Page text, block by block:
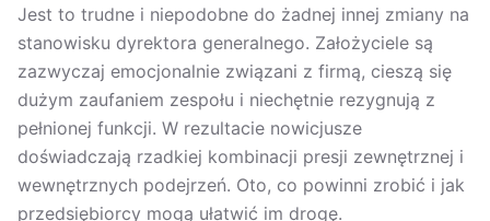
Jest to trudne i niepodobne do żadnej innej zmiany na
stanowisku dyrektora generalnego. Założyciele są
zazwyczaj emocjonalnie związani z firmą, cieszą się
dużym zaufaniem zespołu i niechętnie rezygnują z
pełnionej funkcji. W rezultacie nowicjusze
doświadczają rzadkiej kombinacji presji zewnętrznej i
wewnętrznych podejrzeń. Oto, co powinni zrobić i jak
przedsiębiorcy mogą ułatwić im drogę.